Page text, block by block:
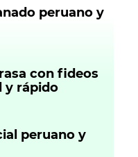
peruano y
con fideos
y rápido
peruano y